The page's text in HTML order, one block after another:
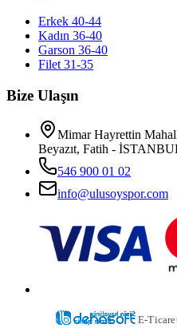
Erkek 40-44
Kadın 36-40
Garson 36-40
Filet 31-35
Bize Ulaşın
Mimar Hayrettin
Beyazıt, Fatih -
546 900 01 02
info@ulusoyspor.com
E-